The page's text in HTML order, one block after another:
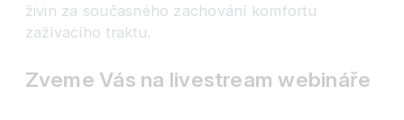
živin za současného zachování komfortu
zažívacího traktu.
Zveme Vás na livestream webináře